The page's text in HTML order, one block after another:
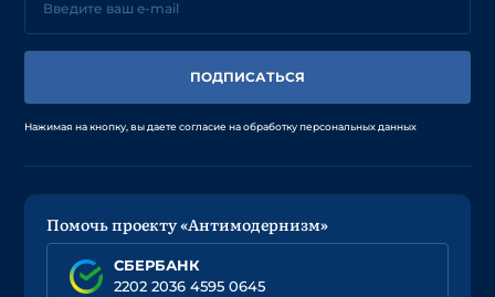
ПОДПИСАТЬСЯ
Нажимая на кнопку, вы даете согласие на обработку персональных данных
Помочь проекту «Антимодернизм»
СБЕРБАНК
2202 2036 4595 0645